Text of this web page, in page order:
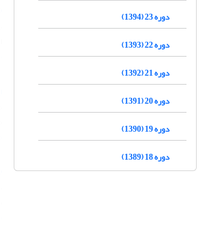
دوره 23 (1394)
دوره 22 (1393)
دوره 21 (1392)
دوره 20 (1391)
دوره 19 (1390)
دوره 18 (1389)